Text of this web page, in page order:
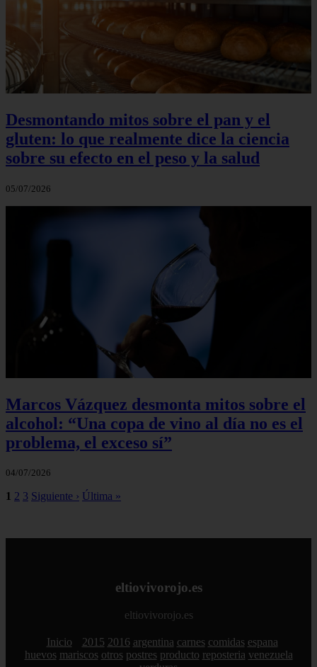
Desmontando mitos sobre el pan y el
gluten: lo que realmente dice la ciencia
sobre su efecto en el peso y la salud
05/07/2026
Marcos Vázquez desmonta mitos sobre el
alcohol: “Una copa de vino al día no es el
problema, el exceso sí”
04/07/2026
1 2 3 Siguiente › Última »
eltiovivorojo.es
eltiovivorojo.es
Inicio 2015 2016 argentina carnes comidas espana
huevos mariscos otros postres producto reposteria venezuela